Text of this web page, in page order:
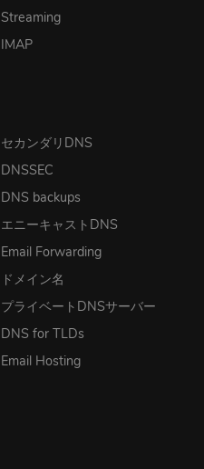
Streaming
IMAP
セカンダリDNS
DNSSEC
DNS backups
エニーキャストDNS
Email Forwarding
ドメイン名
プライベートDNSサーバー
DNS for TLDs
Email Hosting